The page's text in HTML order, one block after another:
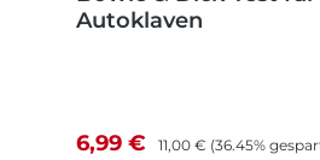
Autoklaven
Verkaufspreis:
6,99 € Regulärer Preis:
11,00 € (36.45%